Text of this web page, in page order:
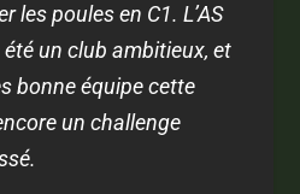
les poules en C1. L’AS
un club ambitieux, et
bonne équipe cette
un challenge